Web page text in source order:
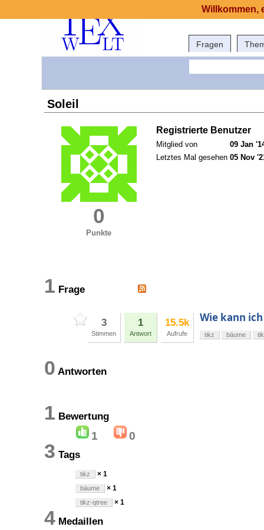
Fragen
Soleil
0
Punkte
Registrierte Benutzer
Mitglied von
09 Jan
Letztes Mal gesehen 05 Nov
1 Frage
3
Stimmen
1
Antwort
15.5k
Aufrufe
Wie kann
tikz bäume
0 Antworten
1 Bewertung
1 0
3 Tags
tikz × 1
bäume × 1
tikz-qtree × 1
4 Medaillen
Willkommen,